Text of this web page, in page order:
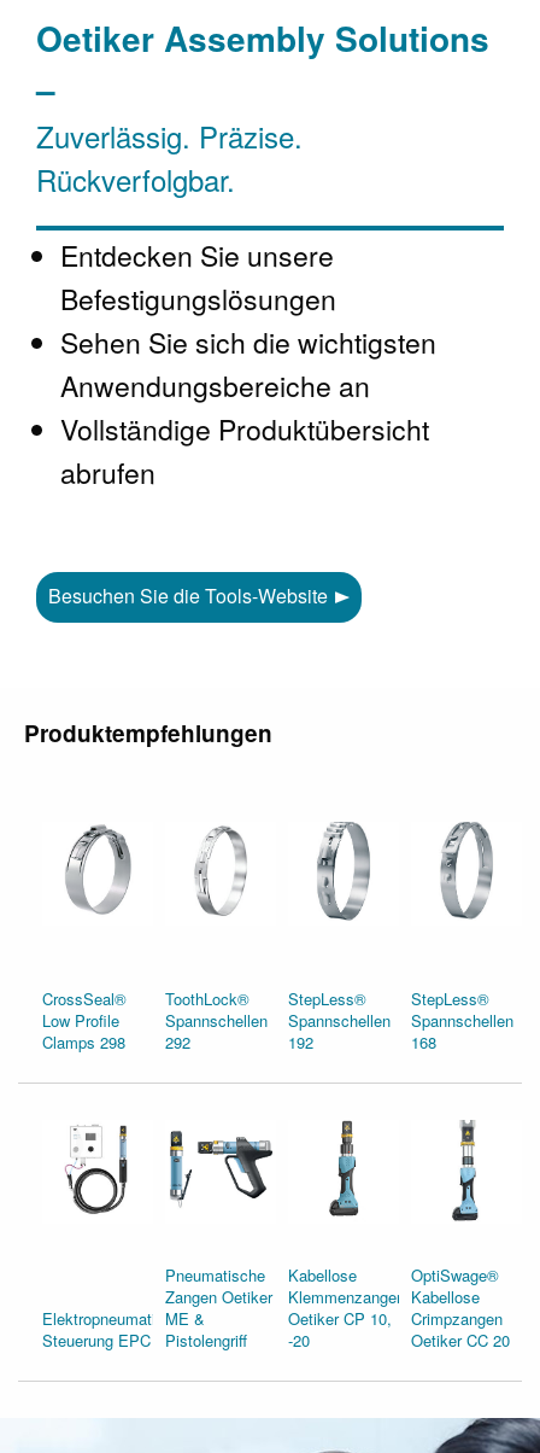
Oetiker Assembly Solutions
–
Zuverlässig. Präzise.
Rückverfolgbar.
Entdecken Sie unsere
Befestigungslösungen
Sehen Sie sich die wichtigsten
Anwendungsbereiche an
Vollständige Produktübersicht
abrufen
Besuchen Sie die Tools-Website
Produktempfehlungen
CrossSeal®
Low Profile
Clamps 298
ToothLock®
Spannschellen
292
StepLess®
Spannschellen
192
StepLess®
Spannschellen
168
Elektropneumatische
Steuerung EPC 01
Pneumatische
Zangen Oetiker
ME &
Pistolengriff
Kabellose
Klemmenzangen
Oetiker CP 10,
-20
OptiSwage®
Kabellose
Crimpzangen
Oetiker CC 20